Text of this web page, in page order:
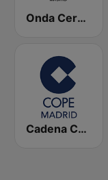
Onda Cero Madrid
Cadena COPE Madrid